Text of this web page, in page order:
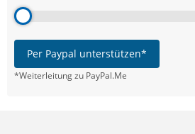
Per Paypal unterstützen*
*Weiterleitung zu PayPal.Me